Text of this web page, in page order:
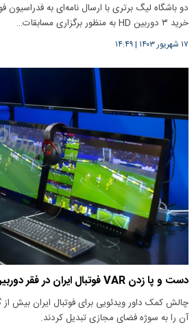
دو باشگاه لیگ برتری با ارسال نامه‌ای به فدراسیون
خرید ۳ دوربین HD به منظور برگزاری مسابقات…
۱۷ شهریور ۱۴۰۳ |۱۴:۴۹
دست و پا زدن VAR فوتبال ایران در فقر دوربین
چالش کمک داور ویدئویی برای فوتبال ایران بیش
آن را به سوژه فضای مجازی تبدیل کردند.